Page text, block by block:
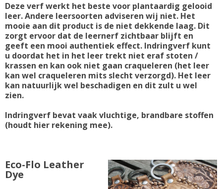
Deze verf werkt het beste voor plantaardig gelooid
leer. Andere leersoorten adviseren wij niet. Het
mooie aan dit product is de niet dekkende laag. Dit
zorgt ervoor dat de leernerf zichtbaar blijft en
geeft een mooi authentiek effect. Indringverf kunt
u doordat het in het leer trekt niet eraf stoten /
krassen en kan ook niet gaan craqueleren (het leer
kan wel craqueleren mits slecht verzorgd). Het leer
kan natuurlijk wel beschadigen en dit zult u wel
zien.
Indringverf bevat vaak vluchtige, brandbare stoffen
(houdt hier rekening mee).
Eco-Flo Leather
Dye